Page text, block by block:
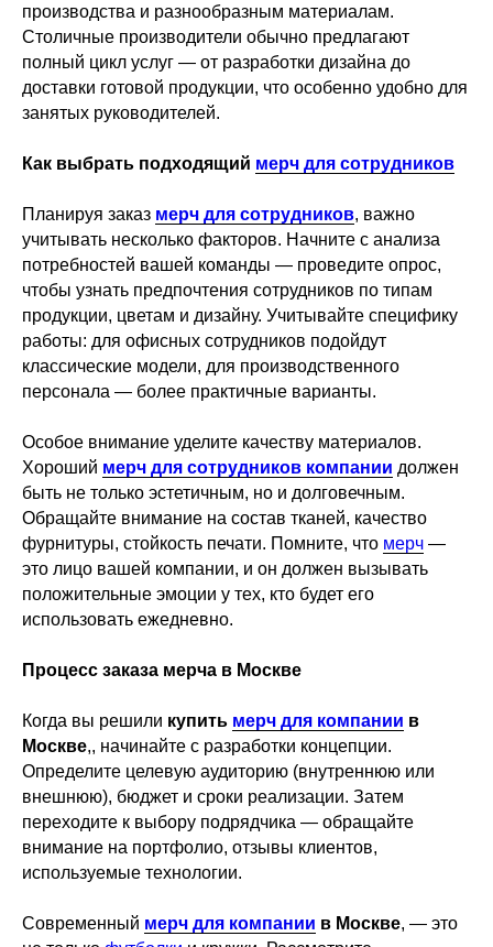
производства и разнообразным материалам.
Столичные производители обычно предлагают
полный цикл услуг — от разработки дизайна до
доставки готовой продукции, что особенно удобно для
занятых руководителей.
Как выбрать подходящий мерч для сотрудников
Планируя заказ мерч для сотрудников, важно
учитывать несколько факторов. Начните с анализа
потребностей вашей команды — проведите опрос,
чтобы узнать предпочтения сотрудников по типам
продукции, цветам и дизайну. Учитывайте специфику
работы: для офисных сотрудников подойдут
классические модели, для производственного
персонала — более практичные варианты.
Особое внимание уделите качеству материалов.
Хороший мерч для сотрудников компании должен
быть не только эстетичным, но и долговечным.
Обращайте внимание на состав тканей, качество
фурнитуры, стойкость печати. Помните, что мерч —
это лицо вашей компании, и он должен вызывать
положительные эмоции у тех, кто будет его
использовать ежедневно.
Процесс заказа мерча в Москве
Когда вы решили купить мерч для компании в
Москве,, начинайте с разработки концепции.
Определите целевую аудиторию (внутреннюю или
внешнюю), бюджет и сроки реализации. Затем
переходите к выбору подрядчика — обращайте
внимание на портфолио, отзывы клиентов,
используемые технологии.
Современный мерч для компании в Москве, — это
Расскажите о вашей задаче, а мы вам поможем
Оставьте заявку